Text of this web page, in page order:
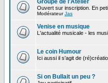
Groupe de l'Atelier
Ouvert sur inscription. En
ModérateurJas
Venise en musique
L'actualité musicale - les
Le coin Humour
Ici aussi il s'agit de
Si on Bullait un peu ?